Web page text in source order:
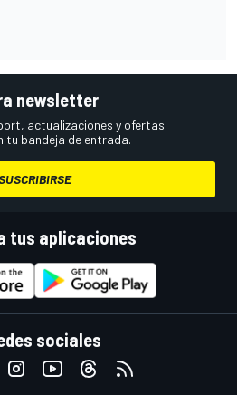
newsletter
actualizaciones y ofertas
tu bandeja de entrada.
tus aplicaciones
sociales